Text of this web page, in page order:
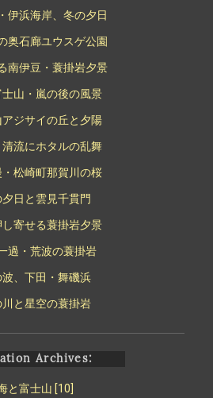
伊浜海岸、冬の夕日
奥石廊ユウスゲ公園
南伊豆・蓑掛岩夕景
山・嵐の後の風景
ジサイの丘と夕陽
流にホタルの乱舞
松崎町那賀川の桜
日と雲見千貫門
寄せる蓑掛岩夕景
過・荒波の蓑掛岩
波、下田・舞磯浜
川と星空の蓑掛岩
Archives:
と富士山 [10]